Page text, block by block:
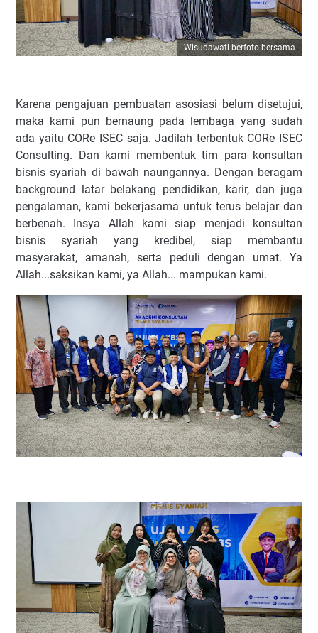
Wisudawati berfoto bersama
Karena pengajuan pembuatan asosiasi belum disetujui,
maka kami pun bernaung pada lembaga yang sudah
ada yaitu CORe ISEC saja. Jadilah terbentuk CORe ISEC
Consulting. Dan kami membentuk tim para konsultan
bisnis syariah di bawah naungannya. Dengan beragam
background latar belakang pendidikan, karir, dan juga
pengalaman, kami bekerjasama untuk terus belajar dan
berbenah. Insya Allah kami siap menjadi konsultan
bisnis syariah yang kredibel, siap membantu
masyarakat, amanah, serta peduli dengan umat. Ya
Allah...saksikan kami, ya Allah... mampukan kami.